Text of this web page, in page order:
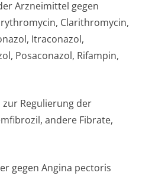
Arzneimittel gegen
Clarithromycin,
Itraconazol,
Posaconazol, Rifampin,
Regulierung der
andere Fibrate,
gegen Angina pectoris